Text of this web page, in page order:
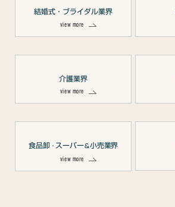
結婚式・ブライダル業界
view more
介護業界
view more
食品卸 ・ スーパー＆ 小売業界
view more